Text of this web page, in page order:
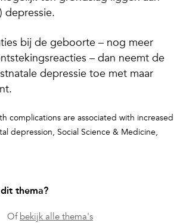
depressie.
bij de geboorte – nog meer
– dan neemt de
depressie toe met maar
complications are associated with increased
depression, Social Science & Medicine,
thema?
Of bekijk alle thema's